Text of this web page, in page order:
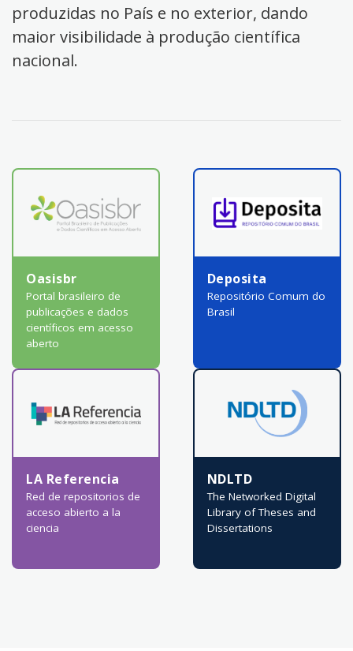
produzidas no País e no exterior, dando
maior visibilidade à produção científica
nacional.
Oasisbr
Portal brasileiro de
publicações e dados
científicos em acesso
aberto
Deposita
Repositório Comum do
Brasil
LA Referencia
Red de repositorios de
acceso abierto a la
ciencia
NDLTD
The Networked Digital
Library of Theses and
Dissertations